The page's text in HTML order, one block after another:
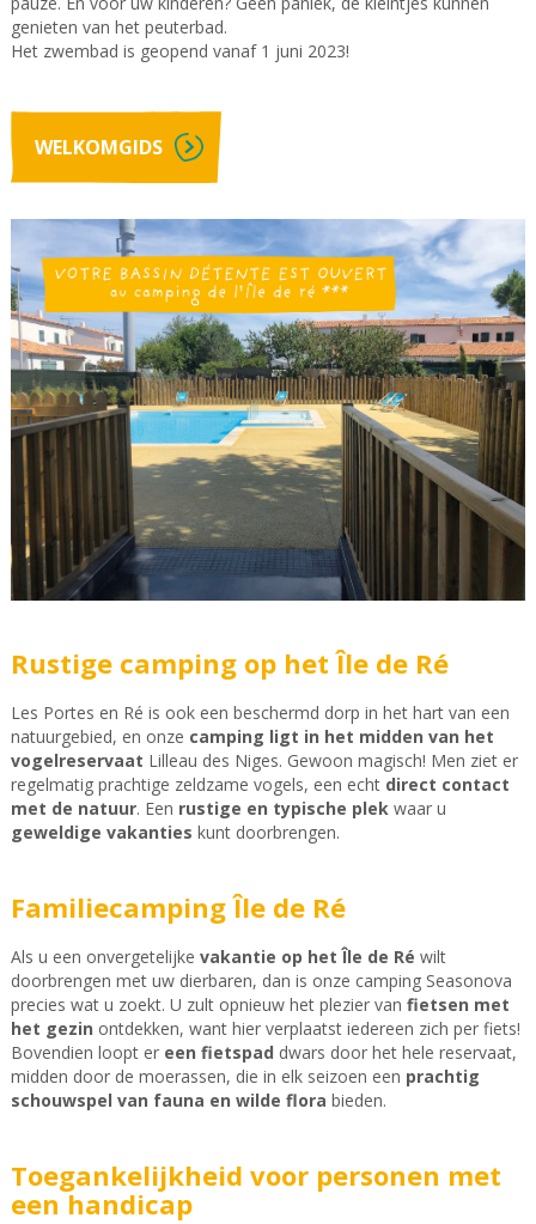
genieten van het peuterbad.
Het zwembad is geopend vanaf 1 juni 2023!
WELKOMGIDS
Rustige camping op het Île de Ré
Les Portes en Ré is ook een beschermd dorp in het hart van een
natuurgebied, en onze camping ligt in het midden van het
vogelreservaat Lilleau des Niges. Gewoon magisch! Men ziet er
regelmatig prachtige zeldzame vogels, een echt direct contact
met de natuur. Een rustige en typische plekwaar u
geweldige vakanties kunt doorbrengen.
Familiecamping Île de Ré
Als u een onvergetelijke vakantie op het Île de Ré wilt
doorbrengen met uw dierbaren, dan is onze camping Seasonova
precies wat u zoekt. U zult opnieuw het plezier van fietsen met
het gezin ontdekken, want hier verplaatst iedereen zich per fiets!
Bovendien loopt er een fietspad dwars door het hele reservaat,
midden door de moerassen, die in elk seizoen een prachtig
schouwspel van fauna en wilde flora bieden.
Toegankelijkheid voor personen met
een handicap